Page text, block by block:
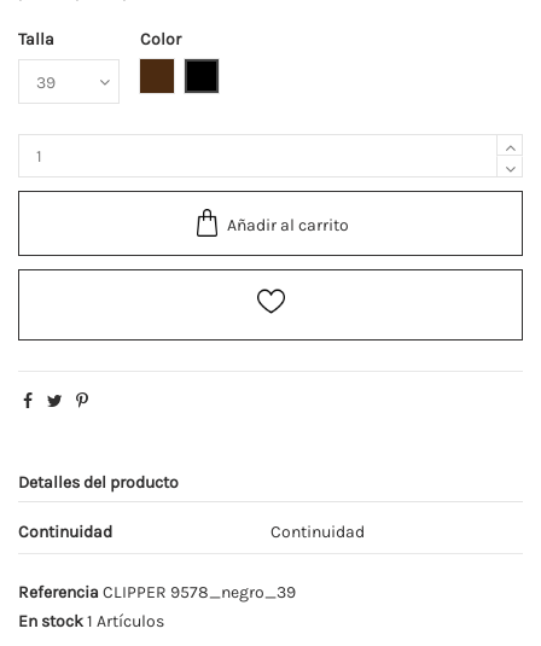
Talla
Color
Añadir al carrito
Detalles del producto
Continuidad Continuidad
Referencia CLIPPER 9578_negro_39
En stock1 Artículos